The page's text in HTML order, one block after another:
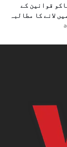
قوانین کے
لانے کا مطالبہ